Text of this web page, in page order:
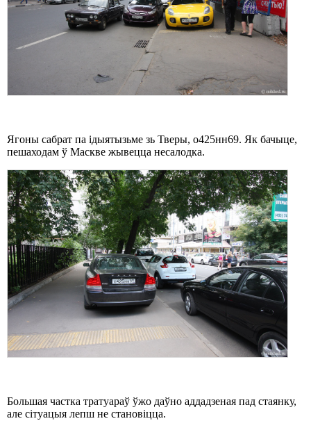
Ягоны сабрат па ідыятызьме зь Тверы, о425нн69. Як бачыце,
пешаходам ў Маскве жывецца несалодка.
Большая частка тратуараў ўжо даўно аддадзеная пад стаянку,
але сітуацыя лепш не становіцца.